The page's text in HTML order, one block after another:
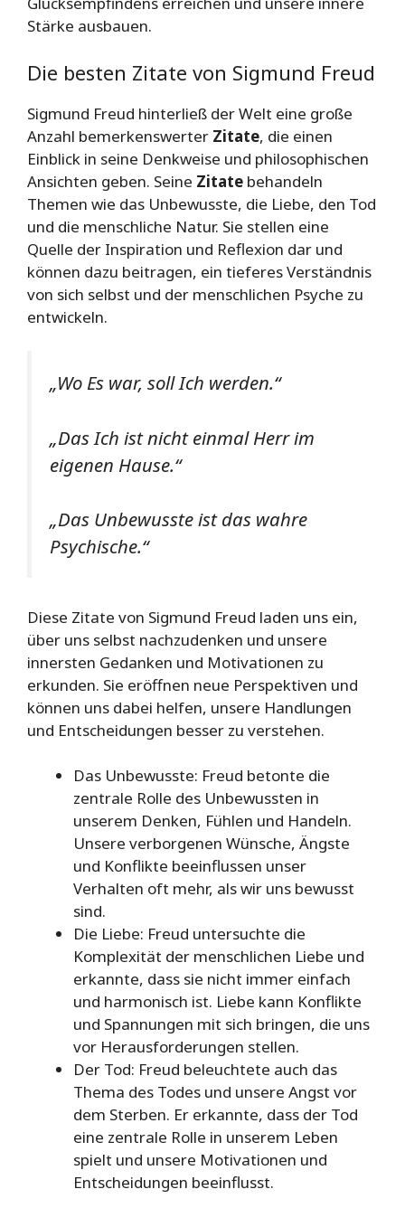
Stärke ausbauen.
Die besten Zitate von Sigmund Freud
Sigmund Freud hinterließ der Welt eine große
Anzahl bemerkenswerter Zitate, die einen
Einblick in seine Denkweise und philosophischen
Ansichten geben. Seine Zitate behandeln
Themen wie das Unbewusste, die Liebe, den Tod
und die menschliche Natur. Sie stellen eine
Quelle der Inspiration und Reflexion dar und
können dazu beitragen, ein tieferes Verständnis
von sich selbst und der menschlichen Psyche zu
entwickeln.
„Wo Es war, soll Ich werden.“
„Das Ich ist nicht einmal Herr im
eigenen Hause.“
„Das Unbewusste ist das wahre
Psychische.“
Diese Zitate von Sigmund Freud laden uns ein,
über uns selbst nachzudenken und unsere
innersten Gedanken und Motivationen zu
erkunden. Sie eröffnen neue Perspektiven und
können uns dabei helfen, unsere Handlungen
und Entscheidungen besser zu verstehen.
Das Unbewusste: Freud betonte die
zentrale Rolle des Unbewussten in
unserem Denken, Fühlen und Handeln.
Unsere verborgenen Wünsche, Ängste
und Konflikte beeinflussen unser
Verhalten oft mehr, als wir uns bewusst
sind.
Die Liebe: Freud untersuchte die
Komplexität der menschlichen Liebe und
erkannte, dass sie nicht immer einfach
und harmonisch ist. Liebe kann Konflikte
und Spannungen mit sich bringen, die uns
vor Herausforderungen stellen.
Der Tod: Freud beleuchtete auch das
Thema des Todes und unsere Angst vor
dem Sterben. Er erkannte, dass der Tod
eine zentrale Rolle in unserem Leben
spielt und unsere Motivationen und
Entscheidungen beeinflusst.